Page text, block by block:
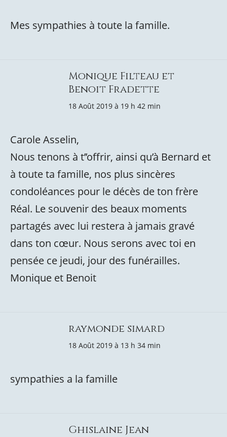
Mes sympathies à toute la famille.
Monique Filteau et
Benoit Fradette
18 Août 2019 à 19 h 42 min
Carole Asselin,
Nous tenons à t’’offrir, ainsi qu’à Bernard et
à toute ta famille, nos plus sincères
condoléances pour le décès de ton frère
Réal. Le souvenir des beaux moments
partagés avec lui restera à jamais gravé
dans ton cœur. Nous serons avec toi en
pensée ce jeudi, jour des funérailles.
Monique et Benoit
raymonde simard
18 Août 2019 à 13 h 34 min
sympathies a la famille
Ghislaine Jean